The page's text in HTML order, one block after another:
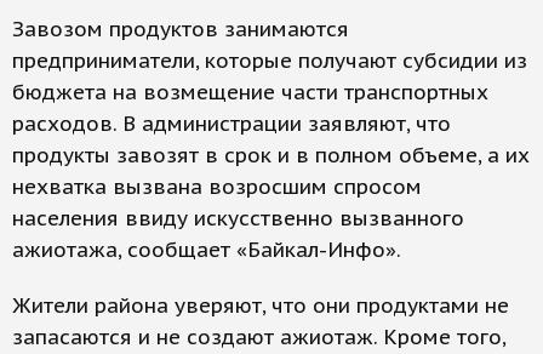
Завозом продуктов занимаются
предприниматели, которые получают субсидии из
бюджета на возмещение части транспортных
расходов. В администрации заявляют, что
продукты завозят в срок и в полном объеме, а их
нехватка вызвана возросшим спросом
населения ввиду искусственно вызванного
ажиотажа, сообщает «Байкал-Инфо».
Жители района уверяют, что они продуктами не
запасаются и не создают ажиотаж. Кроме того,